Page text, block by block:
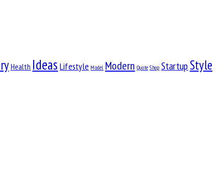
Health Ideas Lifestyle Model Modern Quote Shop StartupStyle